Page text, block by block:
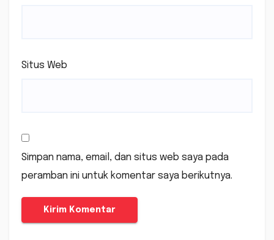
Situs Web
Simpan nama, email, dan situs web saya pada
peramban ini untuk komentar saya berikutnya.